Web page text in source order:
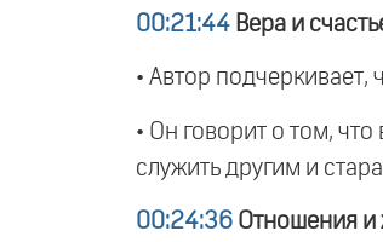
00:21:44 Вера и
• Автор
• Он говорит о том,
служить другим и
00:24:36 Отношения и